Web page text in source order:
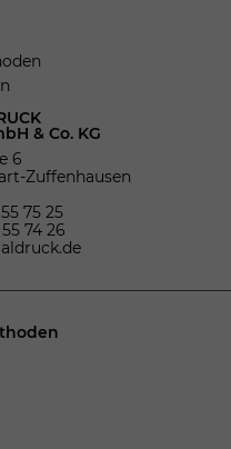
& Co. KG
6
Zuffenhausen
75 25
74 26